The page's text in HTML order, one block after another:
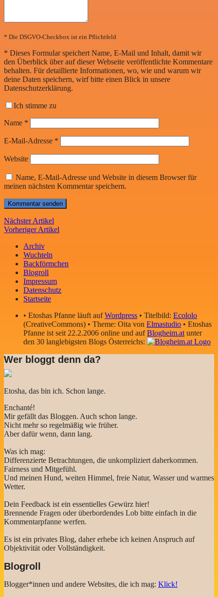
* Die DSGVO-Checkbox ist ein Pflichtfeld
* Dieses Formular speichert Name, E-Mail und Inhalt, damit wir
den Überblick über auf dieser Webseite veröffentlichte Kommentare
behalten. Für detaillierte Informationen, wo, wie und warum wir
deine Daten speichern, wirf bitte einen Blick in unsere
Datenschutzerklärung.
Ich stimme zu
Name *
E-Mail-Adresse *
Website
Name, E-Mail-Adresse und Website in diesem Browser für
meinen nächsten Kommentar speichern.
Nächster Artikel
Vorheriger Artikel
Archiv
Wuchteln
Backförmchen
Blogroll
Impressum
Datenschutz
Startseite
• Etoshas Pfanne läuft aufWordpress • Titelbild: Ecololo
(CreativeCommons) • Theme: Oita von Elmastudio • Etoshas
Pfanne ist seit 22.2.2006 online und aufBlogheim.at unter
den 30 langlebigsten Blogs Österreichs:
Wer bloggt denn da?
Etosha, das bin ich. Schon lange.
Enchanté!
Mir gefällt das Bloggen. Auch schon lange.
Nicht mehr so regelmäßig wie früher.
Aber dafür wenn, dann lang.
Was ich mag:
Differenzierte Betrachtungen, die unkompliziert daherkommen.
Fairness und Mitgefühl.
Und meinen Hund, weiten Himmel, freie Natur, Wasser und warmes
Wetter.
Dein Feedback ist ein essentielles Gewürz hier!
Brennende Fragen oder überbordendes Lob bitte einfach in die
Kommentarpfanne werfen.
Es ist ein privates Blog, daher erhebe ich keinen Anspruch auf
Objektivität oder Vollständigkeit.
Blogroll
Blogger*innen und andere Websites, die ich mag: Klick!